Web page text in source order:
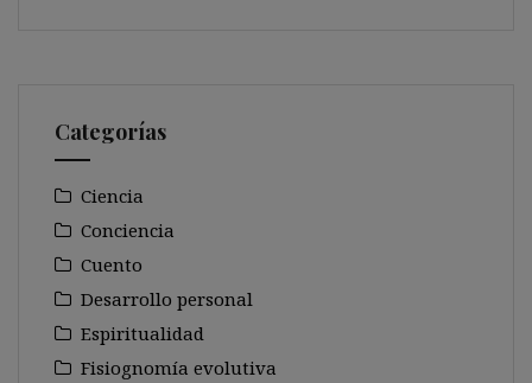
Categorías
Ciencia
Conciencia
Cuento
Desarrollo personal
Espiritualidad
Fisiognomía evolutiva